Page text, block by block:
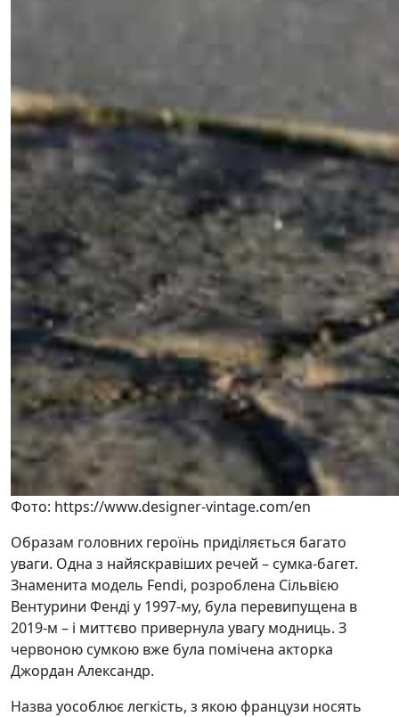
Фото: https://www.designer-vintage.com/en
Образам головних героїнь приділяється багато
уваги. Одна з найяскравіших речей – сумка-багет.
Знаменита модель Fendi, розроблена Сільвією
Вентурини Фенді у 1997-му, була перевипущена в
2019-м – і миттєво привернула увагу модниць. З
червоною сумкою вже була помічена акторка
Джордан Александр.
Назва уособлює легкість, з якою французи носять